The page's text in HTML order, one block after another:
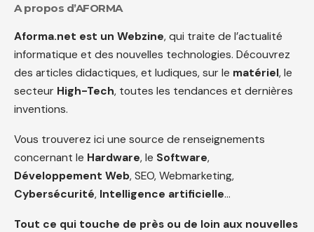
A propos d’AFORMA
Aforma.net est un Webzine, qui traite de l’actualité
informatique et des nouvelles technologies. Découvrez
des articles didactiques, et ludiques, sur le matériel, le
secteur High-Tech, toutes les tendances et dernières
inventions.
Vous trouverez ici une source de renseignements
concernant le Hardware, le Software,
Développement Web, SEO, Webmarketing,
Cybersécurité, Intelligence artificielle…
Tout ce qui touche de près ou de loin aux nouvelles